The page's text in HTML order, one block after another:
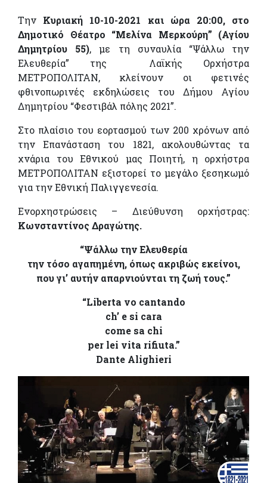
Την Κυριακή 10-10-2021 και ώρα 20:00, στο
Δημοτικό Θέατρο “Μελίνα Μερκούρη” (Αγίου
Δημητρίου 55), με τη συναυλία “Ψάλλω την
Ελευθερία” της Λαϊκής Ορχήστρα
ΜΕΤΡΟΠΟΛΙΤΑΝ, κλείνουν οι φετινές
φθινοπωρινές εκδηλώσεις του Δήμου Αγίου
Δημητρίου “Φεστιβάλ πόλης 2021”.
Στο πλαίσιο του εορτασμού των 200 χρόνων από
την Επανάσταση του 1821, ακολουθώντας τα
χνάρια του Εθνικού μας Ποιητή, η ορχήστρα
ΜΕΤΡΟΠΟΛΙΤΑΝ εξιστορεί το μεγάλο ξεσηκωμό
για την Εθνική Παλιγγενεσία.
Ενορχηστρώσεις – Διεύθυνση ορχήστρας:
Κωνσταντίνος Δραγώτης.
“Ψάλλω την Ελευθερία
την τόσο αγαπημένη, όπως ακριβώς εκείνοι,
που γι’ αυτήν απαρνιούνται τη ζωή τους.”
“Liberta vo cantando
ch’ e si cara
come sa chi
per lei vita rifiuta.”
Dante Alighieri